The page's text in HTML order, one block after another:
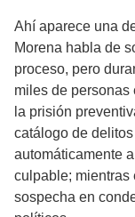
Ahí aparece una
Morena habla de
proceso, pero
miles de
la prisión
catálogo de
automáticamente
culpable; mientras
sospecha en